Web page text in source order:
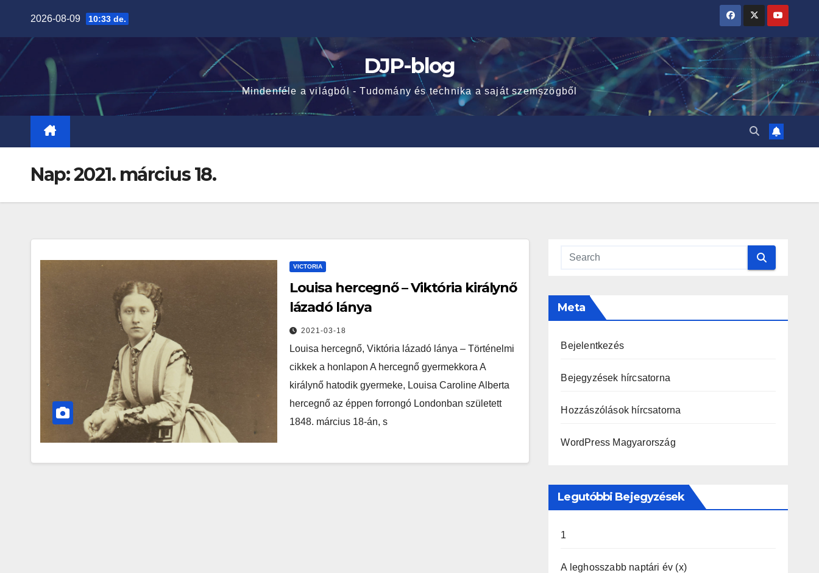
content
2026-08-09 10:33 de.
DJP-blog
Mindenféle a világból - Tudomány és technika a saját szemszögből
Nap:2021. március 18.
VICTORIA
Louisa hercegnő – Viktória királynő
lázadó lánya
2021-03-18
Louisa hercegnő, Viktória lázadó lánya – Történelmi
cikkek a honlapon A hercegnő gyermekkora A
királynő hatodik gyermeke, Louisa Caroline Alberta
hercegnő az éppen forrongó Londonban született
1848. március 18-án, s
Meta
Bejelentkezés
Bejegyzések hírcsatorna
Hozzászólások hírcsatorna
WordPress Magyarország
Legutóbbi Bejegyzések
1
A leghosszabb naptári év (x)